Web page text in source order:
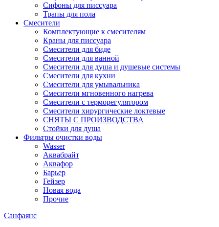
Сифоны для писсуара
Трапы для пола
Смесители
Комплектующие к смесителям
Краны для писсуара
Смесители для биде
Смесители для ванной
Смесители для душа и душевые системы
Смесители для кухни
Смесители для умывальника
Смесители мгновенного нагрева
Смесители с терморегулятором
Смесители хирургические локтевые
СНЯТЫ С ПРОИЗВОДСТВА
Стойки для душа
Фильтры очистки воды
Wasser
Аквабрайт
Аквафор
Барьер
Гейзер
Новая вода
Прочие
Санфаянс